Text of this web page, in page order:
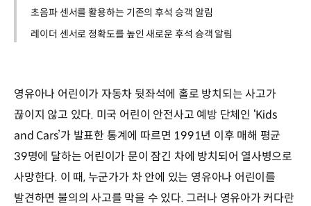
초음파 센서를 활용하는 기존의 후석 승객 알림
레이더 센서로 정확도를 높인 새로운 후석 승객 알림
영유아나 어린이가 자동차 뒷좌석에 홀로 방치되는 사고가
끊이지 않고 있다. 미국 어린이 안전사고 예방 단체인 ‘Kids
and Cars’가 발표한 통계에 따르면 1991년 이후 매해 평균
39명에 달하는 어린이가 문이 잠긴 차에 방치되어 열사병으로
사망한다. 이 때, 누군가가 차 안에 있는 영유아나 어린이를
발견하면 불의의 사고를 막을 수 있다. 그러나 영유아가 커다란